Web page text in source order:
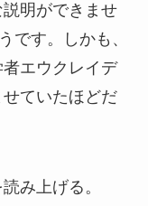
説明ができませ
です。しかも、
エウクレイデ
ていたほどだ
み上げる。